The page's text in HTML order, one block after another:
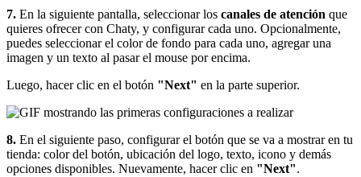
7. En la siguiente pantalla, seleccionar los canales de atención que
quieres ofrecer con Chaty, y configurar cada uno. Opcionalmente,
puedes seleccionar el color de fondo para cada uno, agregar una
imagen y un texto al pasar el mouse por encima.
Luego, hacer clic en el botón "Next" en la parte superior.
8. En el siguiente paso, configurar el botón que se va a mostrar en tu
tienda: color del botón, ubicación del logo, texto, icono y demás
opciones disponibles. Nuevamente, hacer clic en "Next".